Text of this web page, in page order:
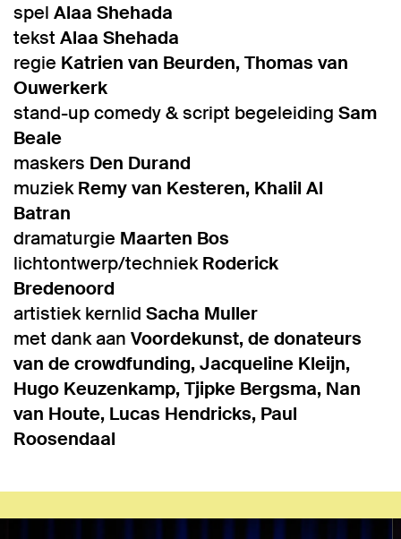
spel Alaa Shehada
tekst Alaa Shehada
regie Katrien van Beurden, Thomas van
Ouwerkerk
stand-up comedy & script begeleiding Sam
Beale
maskers Den Durand
muziekRemy van Kesteren, Khalil Al
Batran
dramaturgie Maarten Bos
lichtontwerp/techniekRoderick
Bredenoord
artistiek kernlid Sacha Muller
met dank aan Voordekunst, de donateurs
van de crowdfunding, Jacqueline Kleijn,
Hugo Keuzenkamp, Tjipke Bergsma, Nan
van Houte, Lucas Hendricks, Paul
Roosendaal